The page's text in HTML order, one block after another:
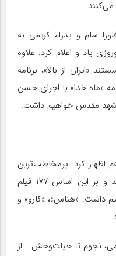
می‌کنند.
سام و پدرام کریمی به
یاد و اعلام کرد: علاوه
«ایران از بالا»، برنامه
«ماه خدا» با اجرای حسن
مشهد مقدس خواهیم داشت.
درباره فیلم‌های نوروز ۱۴۰۳ هم اظهار کرد: پرمخاطب‌ترین
گونه نوروز فیلم‌های سینمایی هستند و بر این اساس ۱۷۷ فیلم
خواهیم داشت. «هناس»، «کارو» و
نجوم تا حیات‌وحش ـ از